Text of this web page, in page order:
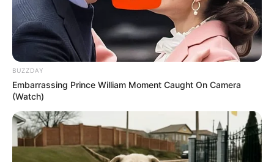
BUZZDAY
Embarrassing Prince William Moment Caught On Camera
(Watch)